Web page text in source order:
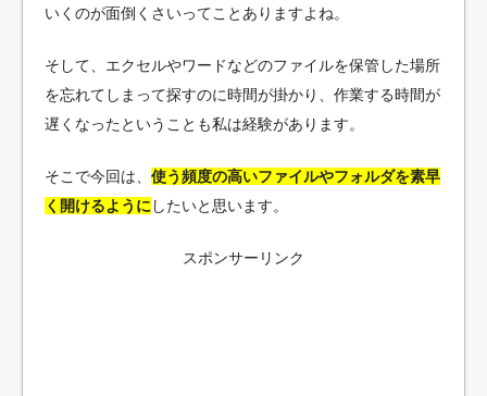
いくのが面倒くさいってことありますよね。
そして、エクセルやワードなどのファイルを保管した場所
を忘れてしまって探すのに時間が掛かり、作業する時間が
遅くなったということも私は経験があります。
そこで今回は、 使う頻度の高いファイルやフォルダを素早
く開けるようにしたいと思います。
スポンサーリンク